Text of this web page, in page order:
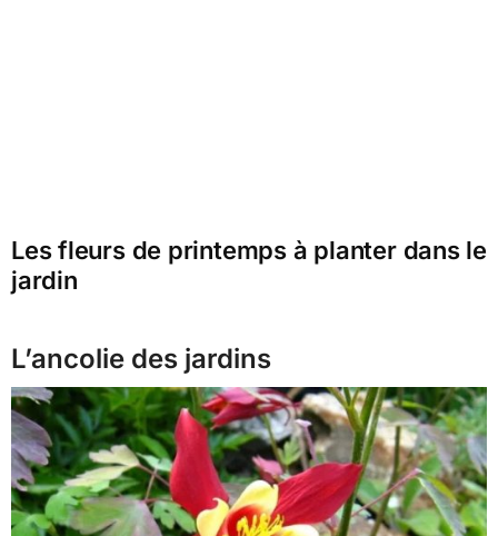
Les fleurs de printemps à planter dans le
jardin
L’ancolie des jardins